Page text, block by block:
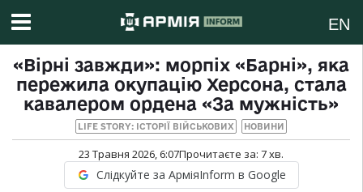
EN
«Вірні завжди»: морпіх «Барні», яка
пережила окупацію Херсона, стала
кавалером ордена «За мужність»
LIFE STORY: ІСТОРІЇ ВІЙСЬКОВИХ НОВИНИ
23 Травня 2026, 6:07Прочитаєте за: 7хв.
Слідкуйте за АрміяInform в Google